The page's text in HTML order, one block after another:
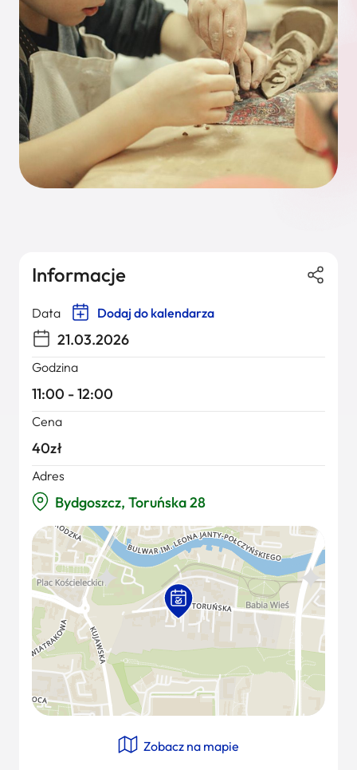
Informacje
Data Dodaj do kalendarza
21.03.2026
Godzina
11:00 - 12:00
Cena
40zł
Adres
Bydgoszcz, Toruńska 28
Zobacz na mapie